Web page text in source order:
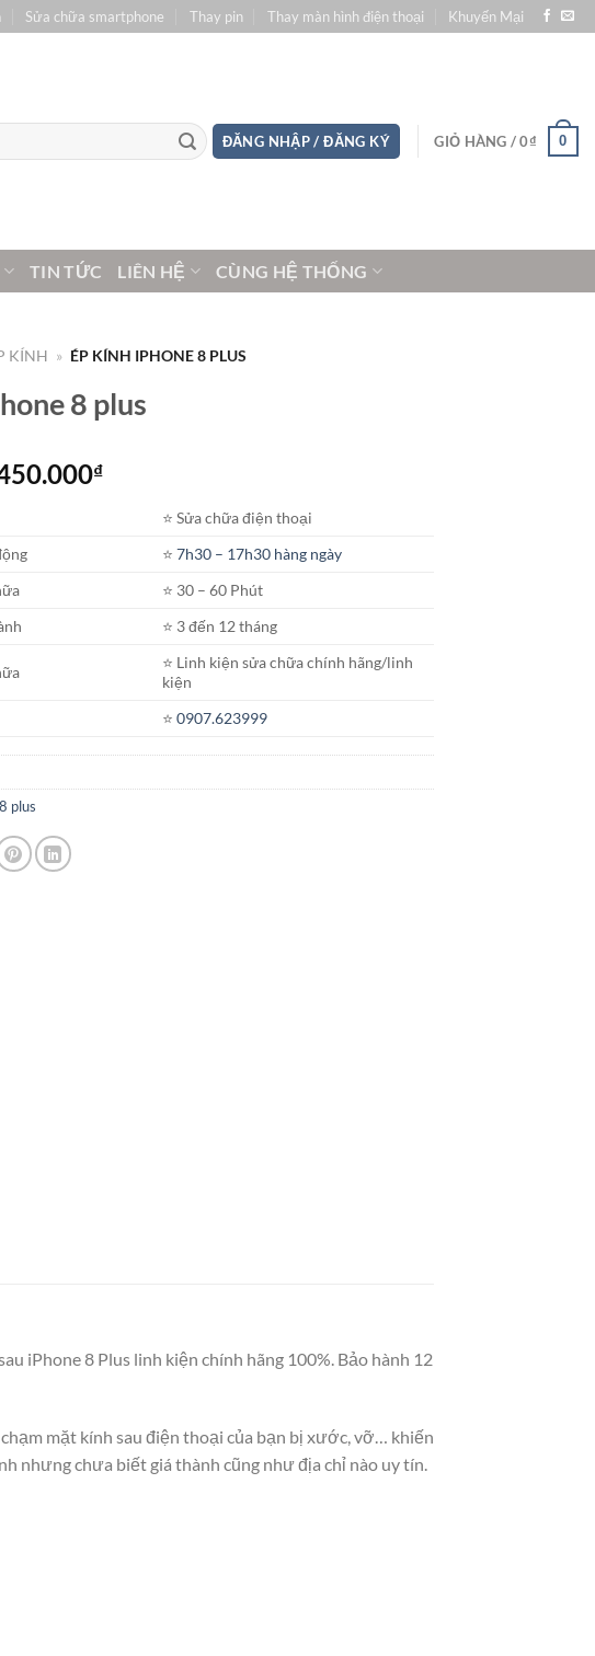
Sửa chữa smartphone Thay pin Thay màn hình điện thoại Khuyến Mại
ĐĂNG NHẬP / ĐĂNG KÝ GIỎ HÀNG /0₫ 0
TIN TỨC LIÊN HỆ CÙNG HỆ THỐNG
KÍNH » ÉP KÍNH IPHONE 8 PLUS
8 plus
₫Giá
450.000₫.
⭐️ Sửa chữa điện thoại
⭐️7h30 – 17h30 hàng ngày
⭐️ 30 – 60 Phút
⭐️ 3 đến 12 tháng
⭐️ Linh kiện sửa chữa chính hãng/linh
kiện
⭐️0907.623999
plus
iPhone 8 Plus linh kiện chính hãng 100%. Bảo hành 12
mặt kính sau điện thoại của bạn bị xước, vỡ… khiến
nhưng chưa biết giá thành cũng như địa chỉ nào uy tín.